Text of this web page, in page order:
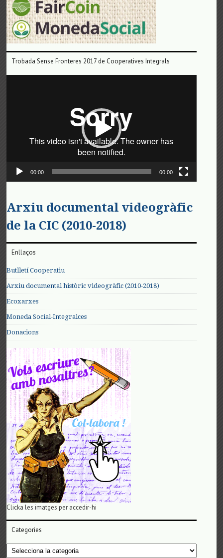
Trobada Sense Fronteres 2017 de Cooperatives Integrals
00:00 00:00
Arxiu documental videogràfic
de la CIC (2010-2018)
Enllaços
Butlletí Cooperatiu
Arxiu documental històric videogràfic (2010-2018)
Ecoxarxes
Moneda Social-Integralces
Donacions
Clicka les imatges per accedir-hi
Categories
Categories